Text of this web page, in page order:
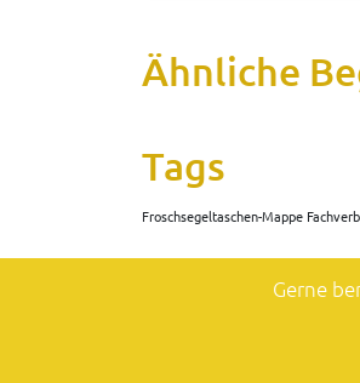
Ähnliche
Tags
Froschsegeltaschen-Mappe
Gerne